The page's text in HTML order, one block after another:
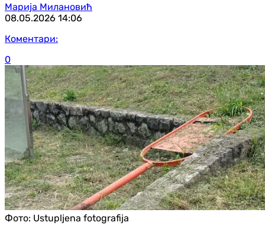
Марија Милановић
08.05.2026 14:06
Коментари:
0
Фото: Ustupljena fotografija